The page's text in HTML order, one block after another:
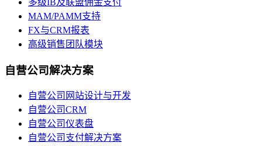
MAM/PAMM支持
FX与CRM报表
高级销售团队模块
自营公司解决方案
自营公司网站设计与开发
自营公司CRM
自营公司仪表盘
自营公司支付解决方案